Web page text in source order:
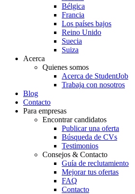
Bélgica
Francia
Los países bajos
Reino Unido
Suecia
Suiza
Acerca
Quienes somos
Acerca de StudentJob
Trabaja con nosotros
Blog
Contacto
Para empresas
Encontrar candidatos
Publicar una oferta
Búsqueda de CVs
Testimonios
Consejos & Contacto
Guía de reclutamiento
Mejorar tus ofertas
FAQ
Contacto